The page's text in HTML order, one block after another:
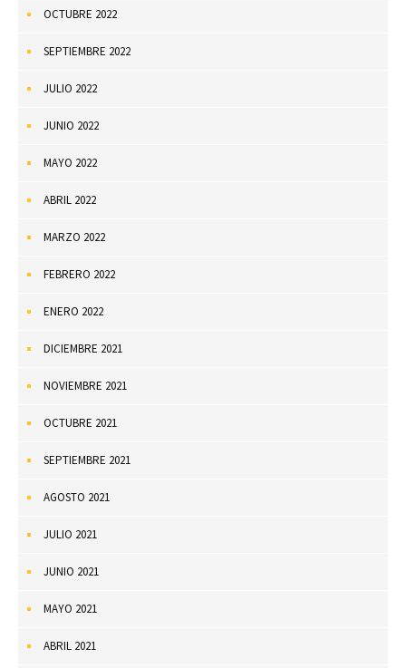
OCTUBRE 2022
SEPTIEMBRE 2022
JULIO 2022
JUNIO 2022
MAYO 2022
ABRIL 2022
MARZO 2022
FEBRERO 2022
ENERO 2022
DICIEMBRE 2021
NOVIEMBRE 2021
OCTUBRE 2021
SEPTIEMBRE 2021
AGOSTO 2021
JULIO 2021
JUNIO 2021
MAYO 2021
ABRIL 2021